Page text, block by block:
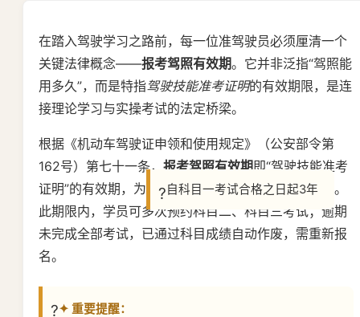
在踏入驾驶学习之路前，每一位准驾驶员必须厘清一个
关键法律概念——报考驾照有效期。它并非泛指“驾照能
用多久”，而是特指驾驶技能准考证明的有效期限，是连
接理论学习与实操考试的法定桥梁。
根据《机动车驾驶证申领和使用规定》（公安部令第
162号）第七十一条，报考驾照有效期即“驾驶技能准考
证明”的有效期，为
自科目一考试合格之日起3年
。
此期限内，学员可多次预约科目二、科目三考试；逾期
未完成全部考试，已通过科目成绩自动作废，需重新报
名。
✦ 重要提醒：